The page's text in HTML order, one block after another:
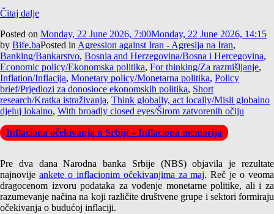
Čitaj dalje
Posted on Monday, 22 June 2026, 7:00Monday, 22 June 2026, 14:15
by Bife.baPosted in Agression against Iran - Agresija na Iran,
Banking/Bankarstvo, Bosnia and Herzegovina/Bosna i Hercegovina,
Economic policy/Ekonomska politika, For thinking/Za razmišljanje,
Inflation/Inflacija, Monetary policy/Monetarna politika, Policy
brief/Prjedlozi za donosioce ekonomskih politika, Short
research/Kratka istraživanja, Think globally, act locally/Misli globalno
djeluj lokalno, With broadly closed eyes/Širom zatvorenih očiju
Inflaciona očekivanja u Srbiji – Inflaciona memorija
Pre dva dana Narodna banka Srbije (NBS) objavila je rezultate
najnovije ankete o inflacionim očekivanjima za maj. Reč je o veoma
dragocenom izvoru podataka za vođenje monetarne politike, ali i za
razumevanje načina na koji različite društvene grupe i sektori formiraju
očekivanja o budućoj inflaciji.